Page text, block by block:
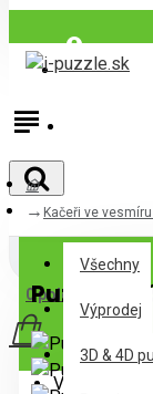
Přihlásit
Všechny
Všechny
Výprodej
3D & 4D
0 položek - 0,00€
Váš nákupní
Kačeři ve
Puzzle